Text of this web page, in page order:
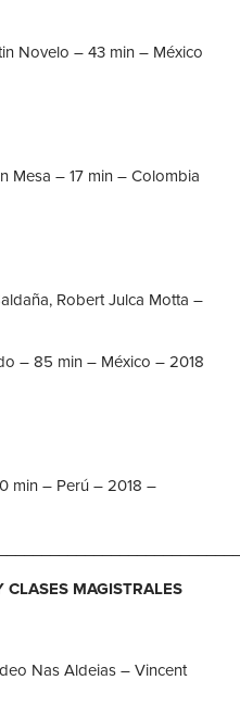
Novelo – 43 min – México
Mesa – 17 min – Colombia
Robert Julca Motta –
– 85 min – México – 2018
min – Perú – 2018 –
CLASES MAGISTRALES
Nas Aldeias – Vincent